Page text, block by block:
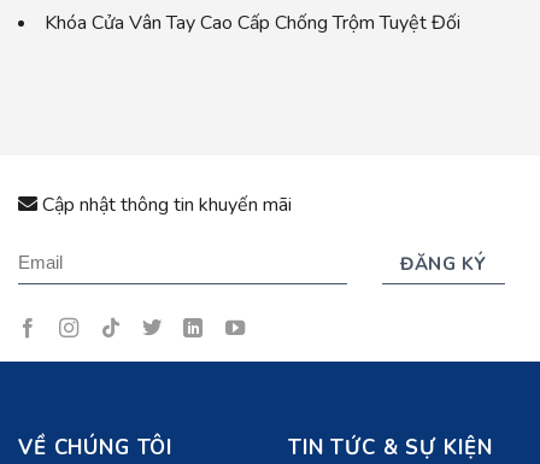
Khóa Cửa Vân Tay Cao Cấp Chống Trộm Tuyệt Đối
Cập nhật thông tin khuyến mãi
VỀ CHÚNG TÔI TIN TỨC & SỰ KIỆN